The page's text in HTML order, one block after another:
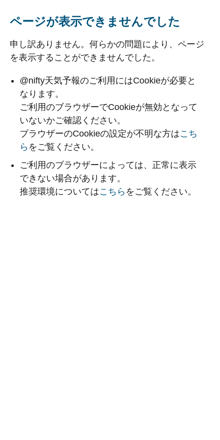
ページが表示できませんでした
申し訳ありません。何らかの問題により、ページ
を表示することができませんでした。
@nifty天気予報のご利用にはCookieが必要と
なります。
ご利用のブラウザーでCookieが無効となって
いないかご確認ください。
ブラウザーのCookieの設定が不明な方はこち
ら をご覧ください。
ご利用のブラウザーによっては、正常に表示
できない場合があります。
推奨環境についてはこちら をご覧ください。